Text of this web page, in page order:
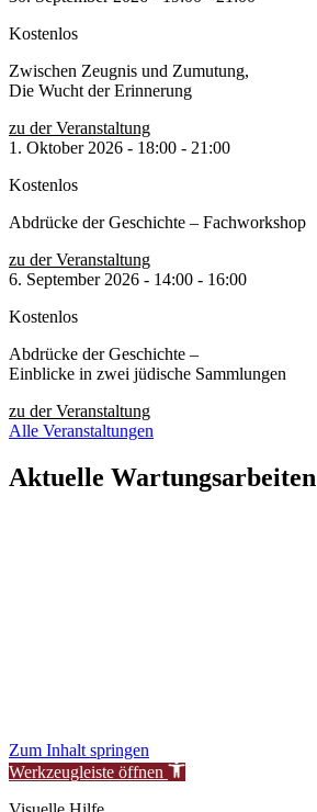
Kostenlos
Zwischen Zeugnis und Zumutung,
Die Wucht der Erinnerung
zu der Veranstaltung
1. Oktober 2026 - 18:00 - 21:00
Kostenlos
Abdrücke der Geschichte – Fachworkshop
zu der Veranstaltung
6. September 2026 - 14:00 - 16:00
Kostenlos
Abdrücke der Geschichte –
Einblicke in zwei jüdische Sammlungen
zu der Veranstaltung
Alle Veranstaltungen
Aktuelle Wartungsarbeiten
Zum Inhalt springen
Werkzeugleiste öffnen